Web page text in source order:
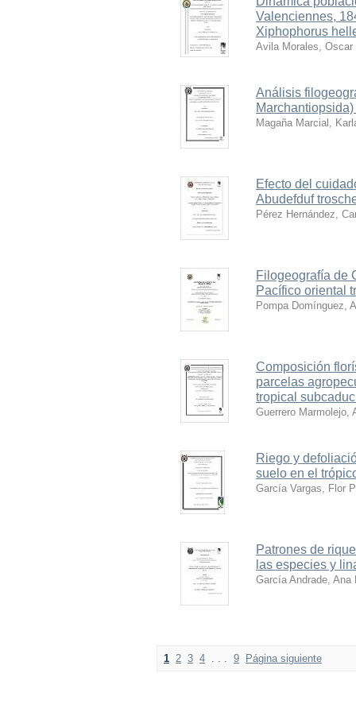
Valenciennes,
Xiphophorus
Avila Morales, Oscar
Análisis
Magaña Marcial,
Efecto del
Abudefduf
Pérez Hernández,
Filogeografía de
Pacífico oriental
Pompa Domínguez,
Composición
parcelas
tropical
Guerrero Marmolejo,
Riego y
suelo en el
García Vargas, Flor
Patrones de
las especies y
García Andrade, Ana
1 2 3 4 . . . 9 Página siguiente